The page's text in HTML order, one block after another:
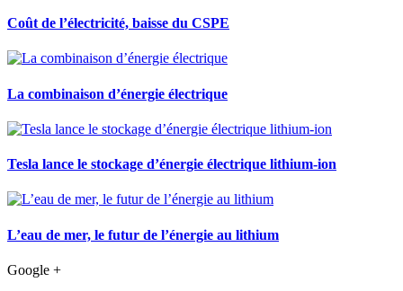
Coût de l’électricité, baisse du CSPE
La combinaison d’énergie électrique
Tesla lance le stockage d’énergie électrique lithium-ion
L’eau de mer, le futur de l’énergie au lithium
Google +